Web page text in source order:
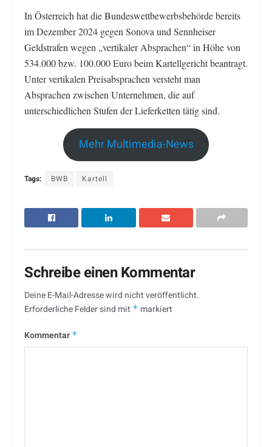
In Österreich hat die Bundeswettbewerbsbehörde bereits
im Dezember 2024 gegen Sonova und Sennheiser
Geldstrafen wegen „vertikaler Absprachen“ in Höhe von
534.000 bzw. 100.000 Euro beim Kartellgericht beantragt.
Unter vertikalen Preisabsprachen versteht man
Absprachen zwischen Unternehmen, die auf
unterschiedlichen Stufen der Lieferketten tätig sind.
Mehr Multimedia-News
Tags: BWB Kartell
Schreibe einen Kommentar
Deine E-Mail-Adresse wird nicht veröffentlicht.
Erforderliche Felder sind mit * markiert
Kommentar *